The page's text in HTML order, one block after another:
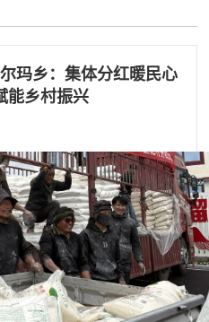
玛乡：集体分红暖民心
能乡村振兴